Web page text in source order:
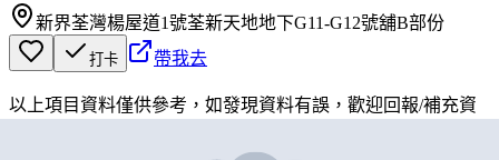
新界荃灣楊屋道1號荃新天地地下G11-G12號舖B部份
打卡 帶我去
以上項目資料僅供參考，如發現資料有誤，歡迎回報/補充資